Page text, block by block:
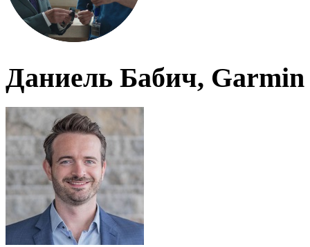
Даниель Бабич, Garmin